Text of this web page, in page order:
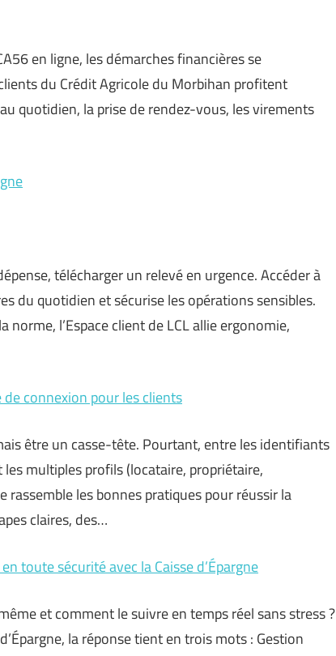
en ligne, les démarches financières se
du Crédit Agricole du Morbihan profitent
quotidien, la prise de rendez-vous, les virements
télécharger un relevé en urgence. Accéder à
du quotidien et sécurise les opérations sensibles.
l’Espace client de LCL allie ergonomie,
connexion pour les clients
être un casse-tête. Pourtant, entre les identifiants
multiples profils (locataire, propriétaire,
rassemble les bonnes pratiques pour réussir la
claires, des…
toute sécurité avec la Caisse d’Épargne
et comment le suivre en temps réel sans stress ?
la réponse tient en trois mots : Gestion